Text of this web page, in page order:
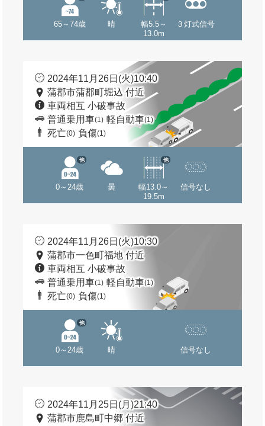
65～74歳 晴
幅5.5～
13.0m
３灯式信号
2024年11月26日(火)10:40
蒲郡市蒲郡町堀込 付近
車両相互 小破事故
普通乗用車(1) 軽自動車(1)
死亡(0) 負傷(1)
0～24歳
他
曇
幅13.0～
19.5m
他
信号なし
2024年11月26日(火)10:30
蒲郡市一色町福地 付近
車両相互 小破事故
普通乗用車(1) 軽自動車(1)
死亡(0) 負傷(1)
0～24歳
他
晴 信号なし
2024年11月25日(月)21:40
蒲郡市鹿島町中郷 付近